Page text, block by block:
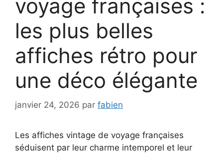
voyage françaises :
les plus belles
affiches rétro pour
une déco élégante
janvier 24, 2026 par fabien
Les affiches vintage de voyage françaises
séduisent par leur charme intemporel et leur